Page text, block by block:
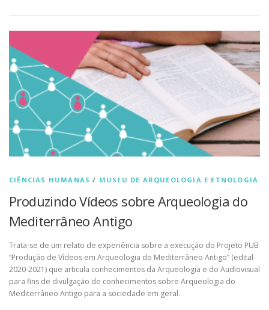
CIÊNCIAS HUMANAS / MUSEU DE ARQUEOLOGIA E ETNOLOGIA
Produzindo Vídeos sobre Arqueologia do
Mediterrâneo Antigo
Trata-se de um relato de experiência sobre a execução do Projeto PUB
“Produção de Vídeos em Arqueologia do Mediterrâneo Antigo” (edital
2020-2021) que articula conhecimentos da Arqueologia e do Audiovisual
para fins de divulgação de conhecimentos sobre Arqueologia do
Mediterrâneo Antigo para a sociedade em geral.